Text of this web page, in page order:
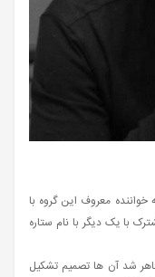
معروف این گروه با
با یک دیگر با نام ستاره
شد آن ها تصمیم تشکیل